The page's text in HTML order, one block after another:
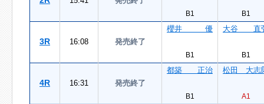
B1 B1
3R 16:08 発売終了
櫻井 優
B1
大谷 直
B1
4R 16:31 発売終了
都築 正治
B1
松田 大志
A1